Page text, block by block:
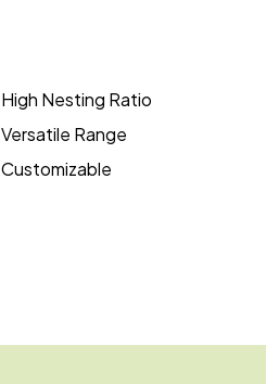
High Nesting Ratio
Versatile Range
Customizable